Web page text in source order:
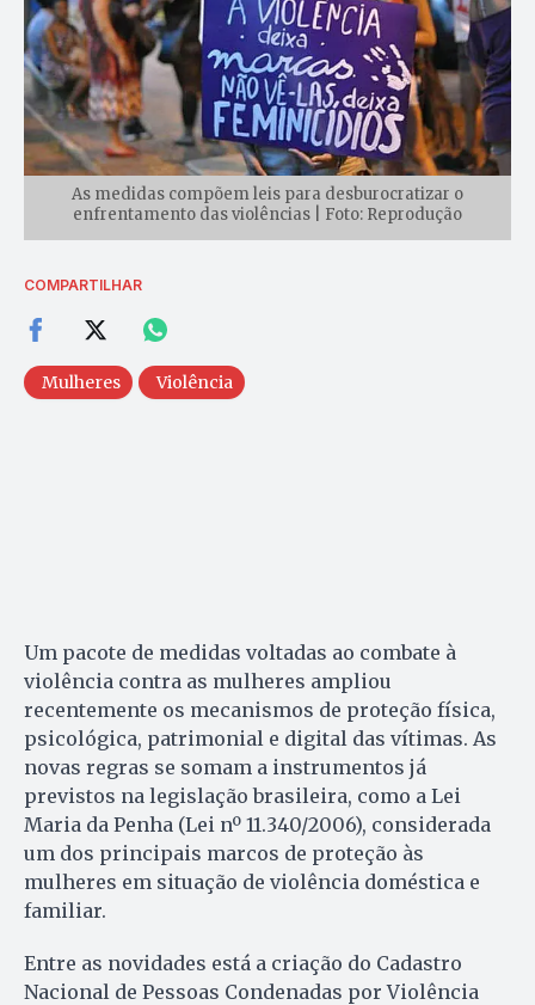
As medidas compõem leis para desburocratizar o
enfrentamento das violências | Foto: Reprodução
COMPARTILHAR
Mulheres Violência
Um pacote de medidas voltadas ao combate à
violência contra as mulheres ampliou
recentemente os mecanismos de proteção física,
psicológica, patrimonial e digital das vítimas. As
novas regras se somam a instrumentos já
previstos na legislação brasileira, como a Lei
Maria da Penha (Lei nº 11.340/2006), considerada
um dos principais marcos de proteção às
mulheres em situação de violência doméstica e
familiar.
Entre as novidades está a criação do Cadastro
Nacional de Pessoas Condenadas por Violência